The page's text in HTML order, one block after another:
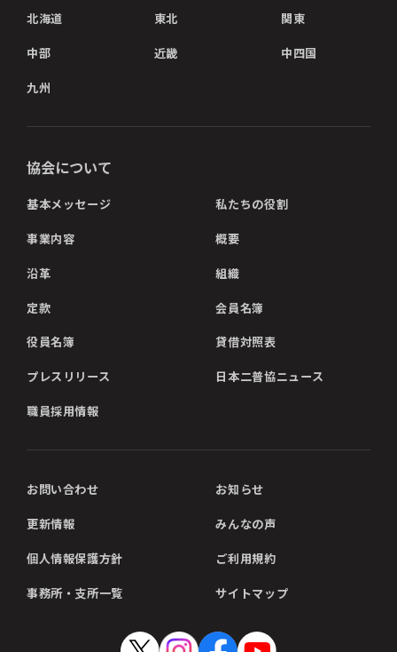
北海道 東北 関東
中部 近畿 中四国
九州
協会について
基本メッセージ 私たちの役割
事業内容 概要
沿革 組織
定款 会員名簿
役員名簿 貸借対照表
プレスリリース 日本二普協ニュース
職員採用情報
お問い合わせ お知らせ
更新情報 みんなの声
個人情報保護方針 ご利用規約
事務所・支所一覧 サイトマップ